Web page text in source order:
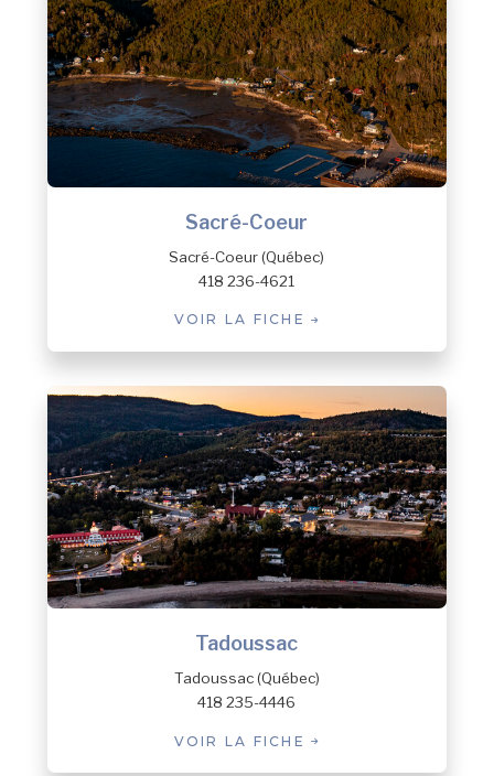
Sacré-Coeur
Sacré-Coeur (Québec)
418 236-4621
VOIR LA FICHE
Tadoussac
Tadoussac (Québec)
418 235-4446
VOIR LA FICHE